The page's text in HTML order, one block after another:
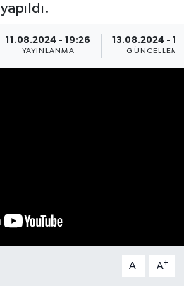
11.08.2024 - 19:26
YAYINLANMA
13.08.2024 -
GÜNCELLEME
A- A+